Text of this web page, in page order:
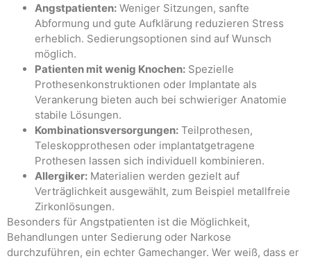
Angstpatienten: Weniger Sitzungen, sanfte
Abformung und gute Aufklärung reduzieren Stress
erheblich. Sedierungsoptionen sind auf Wunsch
möglich.
Patienten mit wenig Knochen: Spezielle
Prothesenkonstruktionen oder Implantate als
Verankerung bieten auch bei schwieriger Anatomie
stabile Lösungen.
Kombinationsversorgungen: Teilprothesen,
Teleskopprothesen oder implantatgetragene
Prothesen lassen sich individuell kombinieren.
Allergiker: Materialien werden gezielt auf
Verträglichkeit ausgewählt, zum Beispiel metallfreie
Zirkonlösungen.
Besonders für Angstpatienten ist die Möglichkeit,
Behandlungen unter Sedierung oder Narkose
durchzuführen, ein echter Gamechanger. Wer weiß, dass er